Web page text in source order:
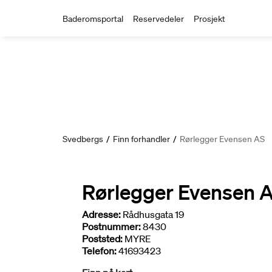
Baderomsportal Reservedeler Prosjekt
Svedbergs / Finn forhandler / Rørlegger Evensen AS
Rørlegger Evensen
Adresse: Rådhusgata 19
Postnummer:8430
Poststed: MYRE
Telefon:41693423